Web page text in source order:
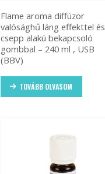
Flame aroma diffúzor
valósághű láng effekttel és
csepp alakú bekapcsoló
gombbal – 240 ml , USB
(BBV)
TOVÁBB OLVASOM